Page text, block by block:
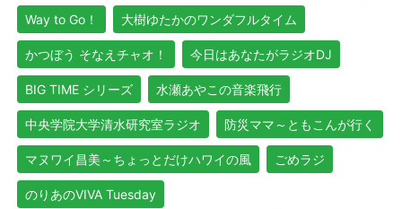
Way to Go！ 大樹ゆたかのワンダフルタイム
かつぼう そなえチャオ！ 今日はあなたがラジオDJ
BIG TIME シリーズ 水瀬あやこの音楽飛行
中央学院大学清水研究室ラジオ 防災ママ～ともこんが行く
マヌワイ昌美～ちょっとだけハワイの風 ごめラジ
のりあのVIVA Tuesday